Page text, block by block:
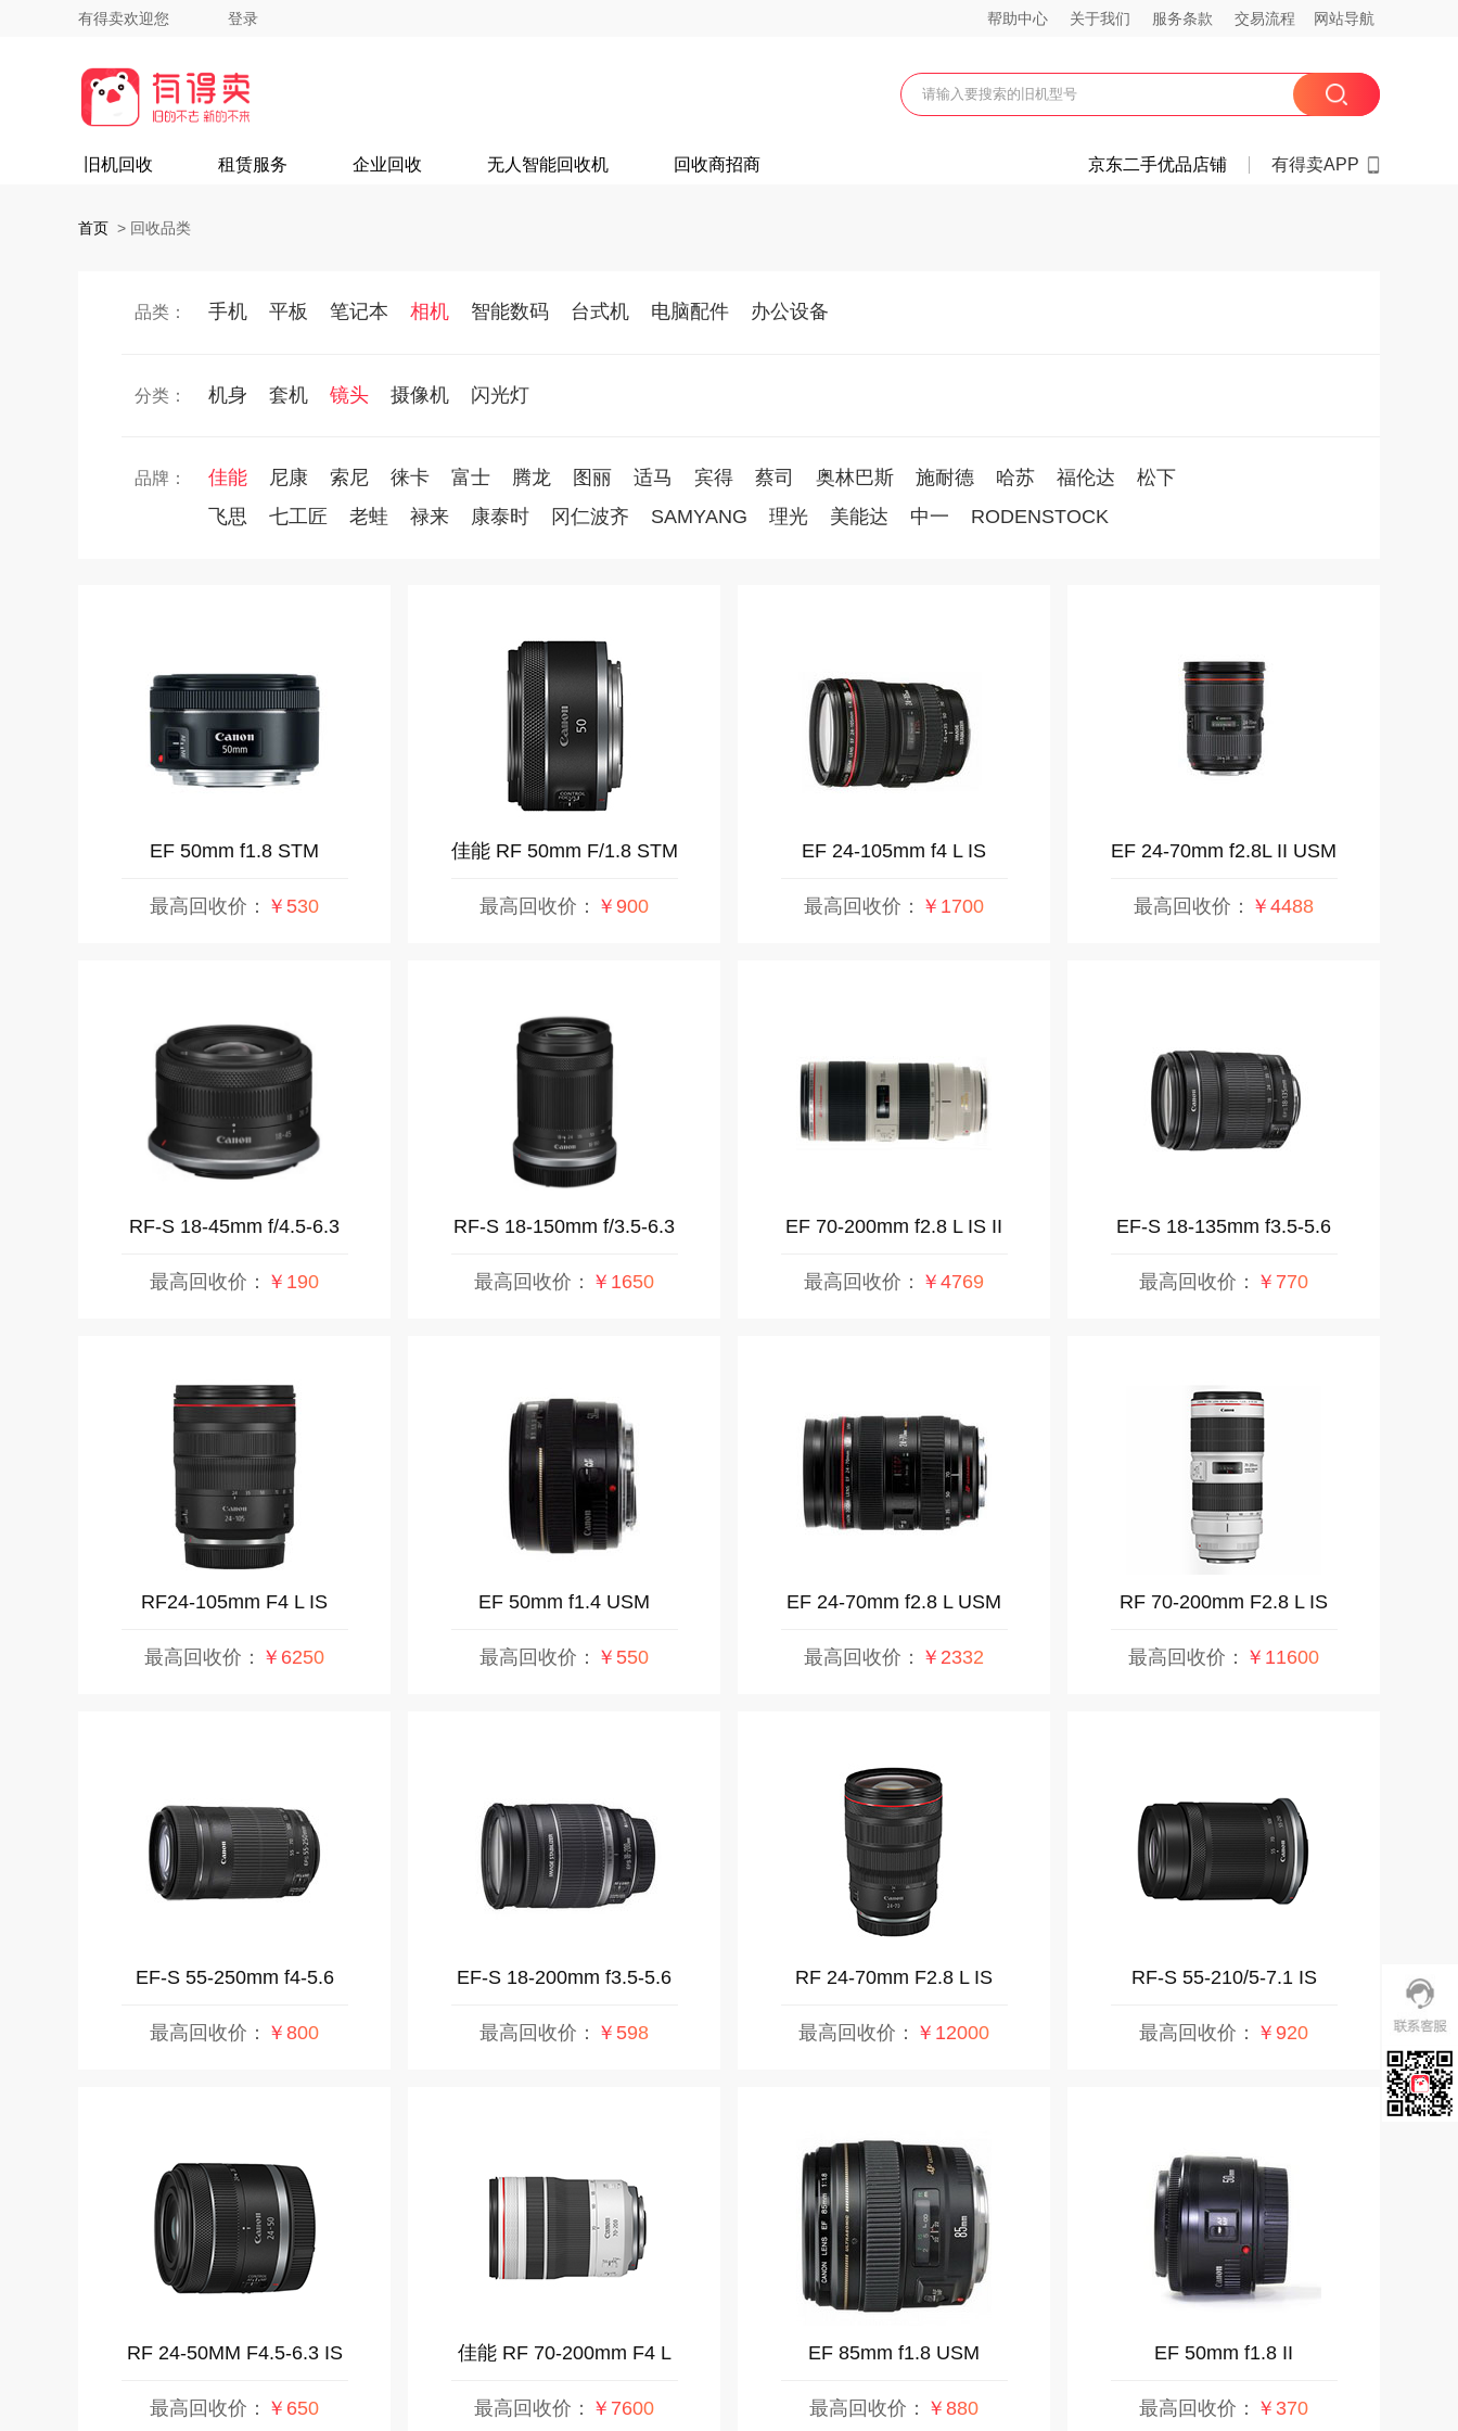
帮助中心 关于我们 服务条款 交易流程 网站导航
有得卖欢迎您 登录
旧机回收 租赁服务 企业回收 无人智能回收机 回收商招商 京东二手优品店铺 有得卖APP
首页 > 回收品类
品类： 手机 平板 笔记本 相机 智能数码 台式机 电脑配件 办公设备
分类： 机身 套机 镜头 摄像机 闪光灯
品牌： 佳能 尼康 索尼 徕卡 富士 腾龙 图丽 适马 宾得 蔡司 奥林巴斯 施耐德 哈苏 福伦达
松下
飞思
七工匠 老蛙 禄来 康泰时 冈仁波齐 SAMYANG 理光 美能达 中一 RODENSTOCK
EF 50mm f1.8 STM
最高回收价： ￥530
佳能 RF 50mm F/1.8 STM
最高回收价： ￥900
EF 24-105mm f4 L IS
USM
最高回收价： ￥1700
EF 24-70mm f2.8L II USM
最高回收价： ￥4488
RF-S 18-45mm f/4.5-6.3
IS STM
最高回收价： ￥190
RF-S 18-150mm f/3.5-6.3
IS STM
最高回收价： ￥1650
EF 70-200mm f2.8 L IS II
USM
最高回收价： ￥4769
EF-S 18-135mm f3.5-5.6
IS STM
最高回收价： ￥770
RF24-105mm F4 L IS
USM
最高回收价： ￥6250
EF 50mm f1.4 USM
最高回收价： ￥550
EF 24-70mm f2.8 L USM
最高回收价： ￥2332
RF 70-200mm F2.8 L IS
USM
最高回收价： ￥11600
EF-S 55-250mm f4-5.6
STM
最高回收价： ￥800
EF-S 18-200mm f3.5-5.6
IS
最高回收价： ￥598
RF 24-70mm F2.8 L IS
USM
最高回收价： ￥12000
RF-S 55-210/5-7.1 IS
STM
最高回收价： ￥920
RF 24-50MM F4.5-6.3 IS
STM
最高回收价： ￥650
佳能 RF 70-200mm F4 L
IS USM
最高回收价： ￥7600
EF 85mm f1.8 USM
最高回收价： ￥880
EF 50mm f1.8 II
最高回收价： ￥370